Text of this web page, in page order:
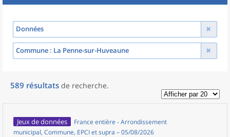
Données
Commune : La Penne-sur-Huveaune
589 résultats de recherche.
Jeux de données
France entière - Arrondissement
municipal, Commune, EPCI et supra – 05/08/2026